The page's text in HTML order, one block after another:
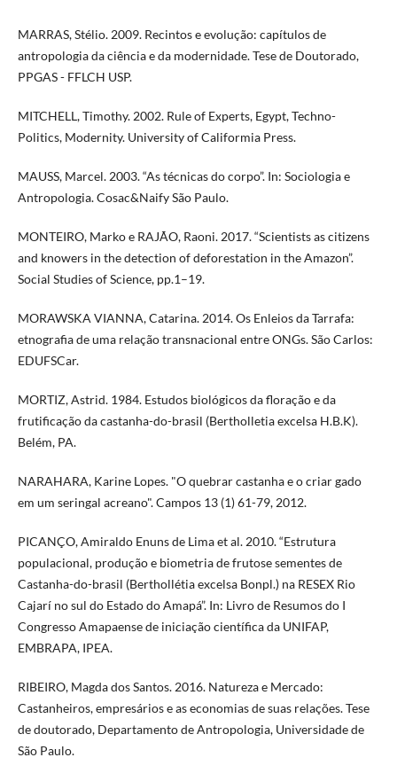
MARRAS, Stélio. 2009. Recintos e evolução: capítulos de
antropologia da ciência e da modernidade. Tese de Doutorado,
PPGAS - FFLCH USP.
MITCHELL, Timothy. 2002. Rule of Experts, Egypt, Techno-
Politics, Modernity. University of Califormia Press.
MAUSS, Marcel. 2003. “As técnicas do corpo”. In: Sociologia e
Antropologia. Cosac&Naify São Paulo.
MONTEIRO, Marko e RAJÃO, Raoni. 2017. “Scientists as citizens
and knowers in the detection of deforestation in the Amazon”.
Social Studies of Science, pp.1–19.
MORAWSKA VIANNA, Catarina. 2014. Os Enleios da Tarrafa:
etnografia de uma relação transnacional entre ONGs. São Carlos:
EDUFSCar.
MORTIZ, Astrid. 1984. Estudos biológicos da floração e da
frutificação da castanha-do-brasil (Bertholletia excelsa H.B.K).
Belém, PA.
NARAHARA, Karine Lopes. "O quebrar castanha e o criar gado
em um seringal acreano". Campos 13 (1) 61-79, 2012.
PICANÇO, Amiraldo Enuns de Lima et al. 2010. “Estrutura
populacional, produção e biometria de frutose sementes de
Castanha-do-brasil (Berthollétia excelsa Bonpl.) na RESEX Rio
Cajarí no sul do Estado do Amapá”. In: Livro de Resumos do I
Congresso Amapaense de iniciação científica da UNIFAP,
EMBRAPA, IPEA.
RIBEIRO, Magda dos Santos. 2016. Natureza e Mercado:
Castanheiros, empresários e as economias de suas relações. Tese
de doutorado, Departamento de Antropologia, Universidade de
São Paulo.